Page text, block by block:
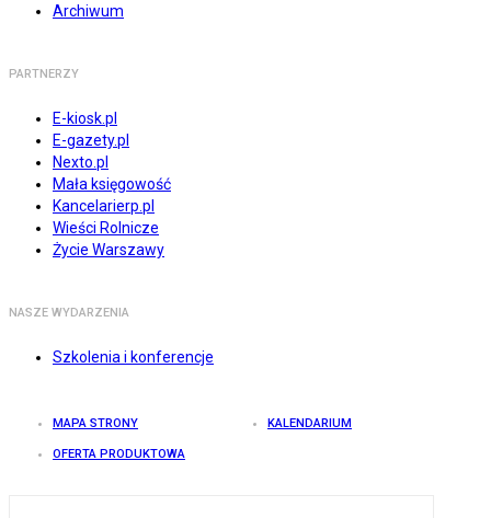
Archiwum
PARTNERZY
E-kiosk.pl
E-gazety.pl
Nexto.pl
Mała księgowość
Kancelarierp.pl
Wieści Rolnicze
Życie Warszawy
NASZE WYDARZENIA
Szkolenia i konferencje
MAPA STRONY KALENDARIUM
OFERTA PRODUKTOWA